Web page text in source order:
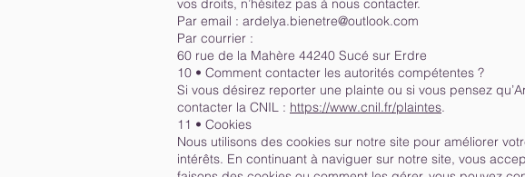
vos droits, n’hésitez pas à nous contacter.
Par email : ardelya.bienetre@outlook.com
Par courrier :
60 rue de la Mahère 44240 Sucé sur Erdre
10 • Comment contacter les autorités compétentes ?
Si vous désirez reporter une plainte ou si vous pensez
contacter la CNIL : https://www.cnil.fr/plaintes.
11 • Cookies
Nous utilisons des cookies sur notre site pour améliorer
intérêts. En continuant à naviguer sur notre site, vous